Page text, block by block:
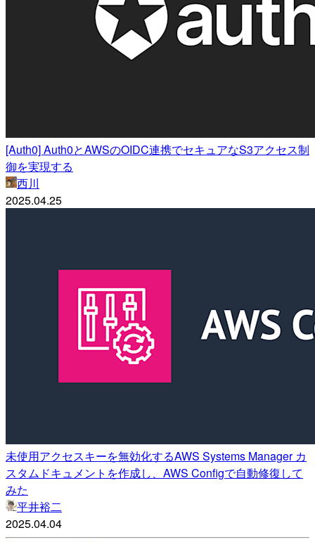
[Auth0] Auth0とAWSのOIDC連携でセキュアなS3アクセス制
御を実現する
西川
2025.04.25
未使用アクセスキーを無効化するAWS Systems Manager カ
スタムドキュメントを作成し、AWS Configで自動修復して
みた
平井裕二
2025.04.04